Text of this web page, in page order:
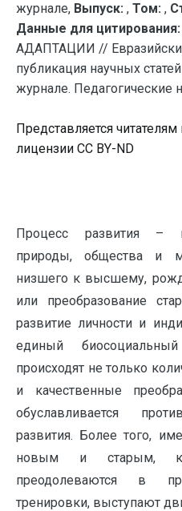
журнале, Выпуск: , Том: ,
Данные для цитирования:
АДАПТАЦИИ //
публикация научных
журнале. Педагогические
Представляется
лицензии CC BY-ND
Процесс развития –
природы, общества и
низшего к высшему,
или преобразование
развитие личности и
единый
происходят не только
и качественные
обуславливается
развития. Более того,
новым и старым,
преодолеваются в
тренировки, выступают